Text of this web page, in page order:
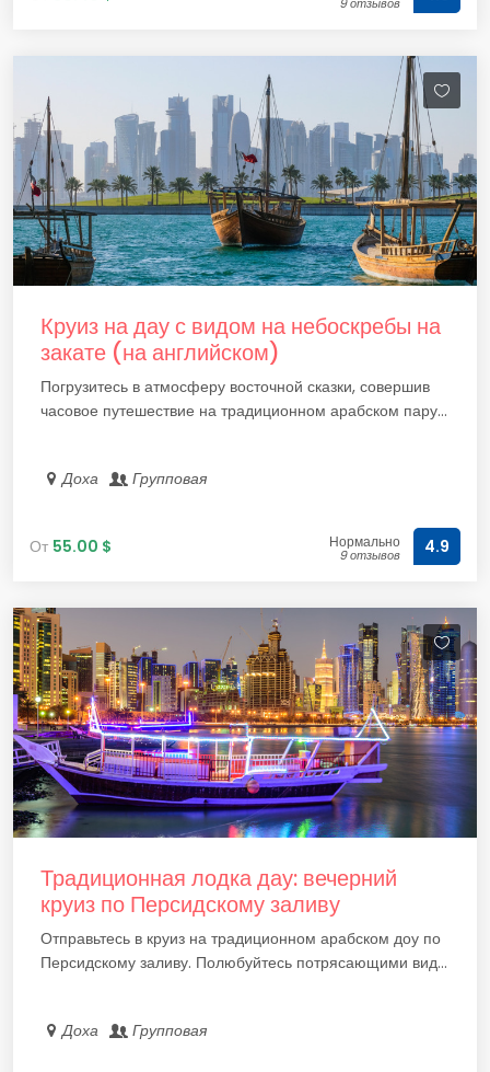
Круиз на дау с видом на небоскребы на
закате (на английском)
Погрузитесь в атмосферу восточной сказки, совершив
часовое путешествие на традиционном арабском пару...
Доха Групповая
От 55.00 $ Нормально
9 отзывов 4.9
Традиционная лодка дау: вечерний
круиз по Персидскому заливу
Отправьтесь в круиз на традиционном арабском доу по
Персидскому заливу. Полюбуйтесь потрясающими вид...
Доха Групповая